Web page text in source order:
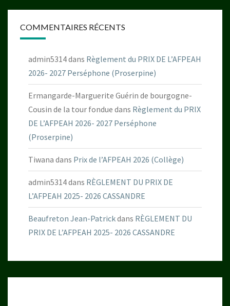
COMMENTAIRES RÉCENTS
admin5314dans Règlement du PRIX DE L’AFPEAH
2026- 2027 Perséphone (Proserpine)
Ermangarde-Marguerite Guérin de bourgogne-
Cousin de la tour fondue dans Règlement du PRIX
DE L’AFPEAH 2026- 2027 Perséphone
(Proserpine)
Tiwana dans Prix de l’AFPEAH 2026 (Collège)
admin5314dans RÈGLEMENT DU PRIX DE
L’AFPEAH 2025- 2026 CASSANDRE
Beaufreton Jean-Patrickdans RÈGLEMENT DU
PRIX DE L’AFPEAH 2025- 2026 CASSANDRE